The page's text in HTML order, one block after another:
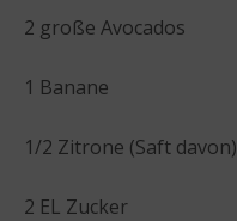
2 große Avocados
1 Banane
1/2 Zitrone (Saft davon)
2 EL Zucker